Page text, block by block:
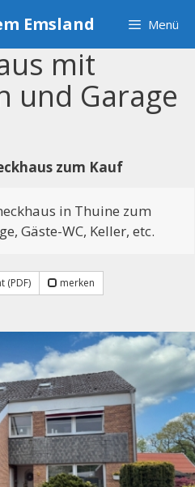
Emsland Menü
mit
und Garage
zum Kauf
in Thuine zum
Gäste-WC, Keller, etc.
(PDF)
merken